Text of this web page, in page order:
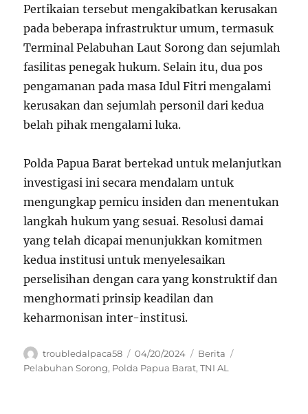
Pertikaian tersebut mengakibatkan kerusakan
pada beberapa infrastruktur umum, termasuk
Terminal Pelabuhan Laut Sorong dan sejumlah
fasilitas penegak hukum. Selain itu, dua pos
pengamanan pada masa Idul Fitri mengalami
kerusakan dan sejumlah personil dari kedua
belah pihak mengalami luka.
Polda Papua Barat bertekad untuk melanjutkan
investigasi ini secara mendalam untuk
mengungkap pemicu insiden dan menentukan
langkah hukum yang sesuai. Resolusi damai
yang telah dicapai menunjukkan komitmen
kedua institusi untuk menyelesaikan
perselisihan dengan cara yang konstruktif dan
menghormati prinsip keadilan dan
keharmonisan inter-institusi.
Author
troubledalpaca58
Posted
on
04/20/2024 Categories
Berita
Pelabuhan Sorong, Polda Papua Barat,TNI AL